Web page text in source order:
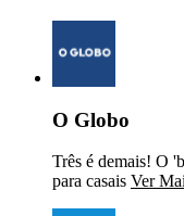
O Globo
Três é demais! O
para casais Ver